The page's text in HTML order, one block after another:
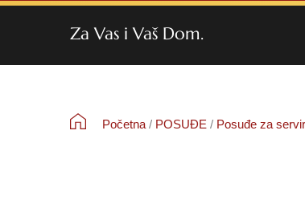
Za Vas i Vaš Dom.
Početna / POSUĐE / Posuđe za